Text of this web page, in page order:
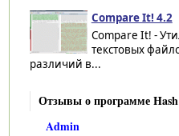
Compare It! 4.2
Compare It! -
текстовых
различий в...
Отзывы о программе
Admin